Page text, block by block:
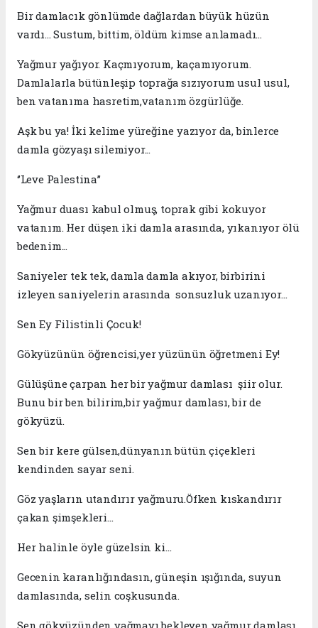
Bir damlacık gönlümde dağlardan büyük hüzün
vardı... Sustum, bittim, öldüm kimse anlamadı...
Yağmur yağıyor. Kaçmıyorum, kaçamıyorum.
Damlalarla bütünleşip toprağa sızıyorum usul usul,
ben vatanıma hasretim,vatanım özgürlüğe.
Aşk bu ya! İki kelime yüreğine yazıyor da, binlerce
damla gözyaşı silemiyor...
‘’Leve Palestina’’
Yağmur duası kabul olmuş, toprak gibi kokuyor
vatanım. Her düşen iki damla arasında, yıkanıyor ölü
bedenim...
Saniyeler tek tek, damla damla akıyor, birbirini
izleyen saniyelerin arasında sonsuzluk uzanıyor…
Sen Ey Filistinli Çocuk!
Gökyüzünün öğrencisi,yer yüzünün öğretmeni Ey!
Gülüşüne çarpan her bir yağmur damlası şiir olur.
Bunu bir ben bilirim,bir yağmur damlası, bir de
gökyüzü.
Sen bir kere gülsen,dünyanın bütün çiçekleri
kendinden sayar seni.
Göz yaşların utandırır yağmuru.Öfken kıskandırır
çakan şimşekleri…
Her halinle öyle güzelsin ki…
Gecenin karanlığındasın, güneşin ışığında, suyun
damlasında, selin coşkusunda.